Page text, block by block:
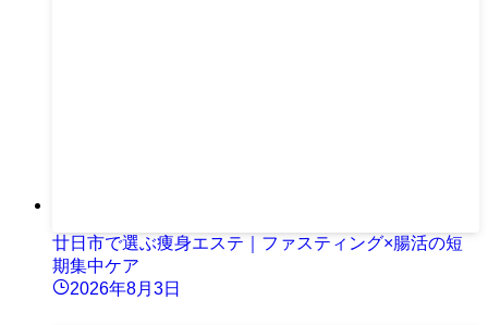
廿日市で選ぶ痩身エステ｜ファスティング×腸活の短
期集中ケア
2026年8月3日